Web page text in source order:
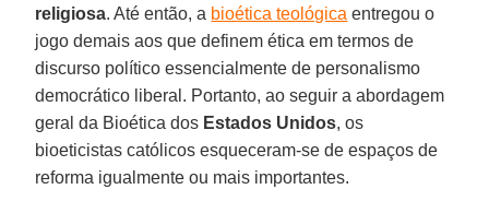
religiosa. Até então, a bioética teológica entregou o
jogo demais aos que definem ética em termos de
discurso político essencialmente de personalismo
democrático liberal. Portanto, ao seguir a abordagem
geral da Bioética dos Estados Unidos, os
bioeticistas católicos esqueceram-se de espaços de
reforma igualmente ou mais importantes.